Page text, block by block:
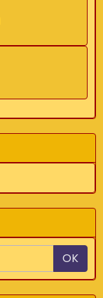
OK